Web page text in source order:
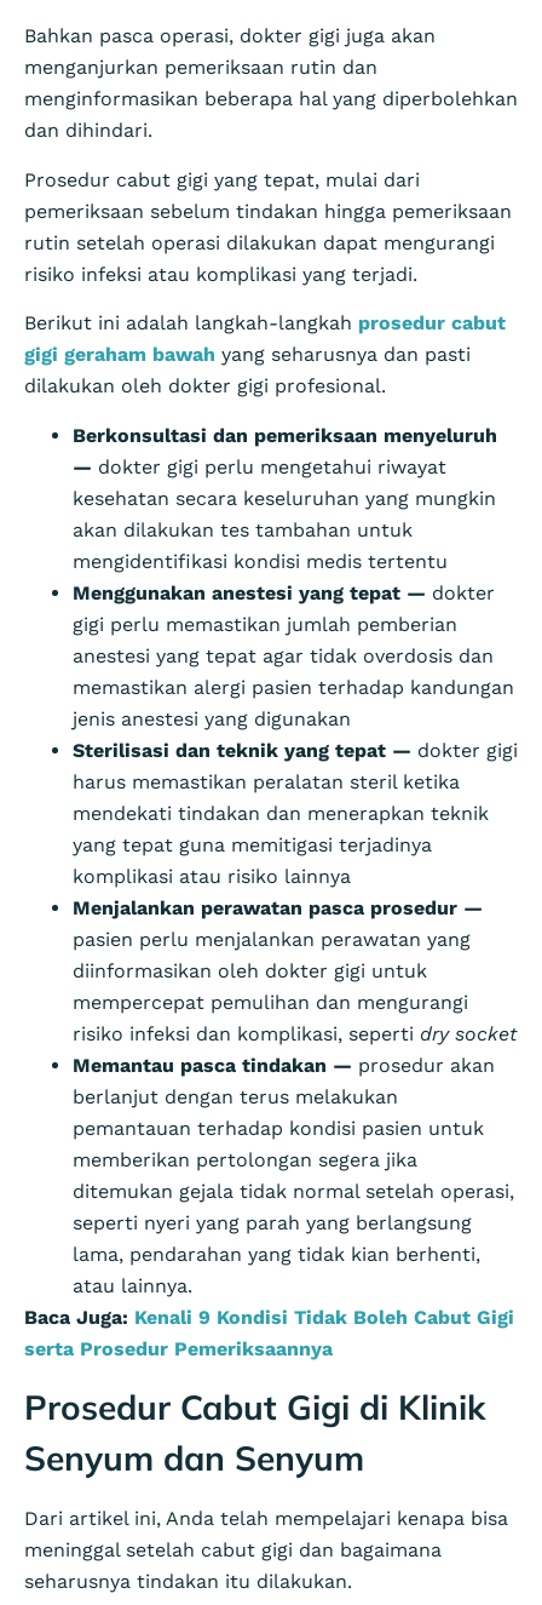
Bahkan pasca operasi, dokter gigi juga akan
menganjurkan pemeriksaan rutin dan
menginformasikan beberapa hal yang diperbolehkan
dan dihindari.
Prosedur cabut gigi yang tepat, mulai dari
pemeriksaan sebelum tindakan hingga pemeriksaan
rutin setelah operasi dilakukan dapat mengurangi
risiko infeksi atau komplikasi yang terjadi.
Berikut ini adalah langkah-langkah prosedur cabut
gigi geraham bawah yang seharusnya dan pasti
dilakukan oleh dokter gigi profesional.
Berkonsultasi dan pemeriksaan menyeluruh
— dokter gigi perlu mengetahui riwayat
kesehatan secara keseluruhan yang mungkin
akan dilakukan tes tambahan untuk
mengidentifikasi kondisi medis tertentu
Menggunakan anestesi yang tepat — dokter
gigi perlu memastikan jumlah pemberian
anestesi yang tepat agar tidak overdosis dan
memastikan alergi pasien terhadap kandungan
jenis anestesi yang digunakan
Sterilisasi dan teknik yang tepat — dokter gigi
harus memastikan peralatan steril ketika
mendekati tindakan dan menerapkan teknik
yang tepat guna memitigasi terjadinya
komplikasi atau risiko lainnya
Menjalankan perawatan pasca prosedur —
pasien perlu menjalankan perawatan yang
diinformasikan oleh dokter gigi untuk
mempercepat pemulihan dan mengurangi
risiko infeksi dan komplikasi, seperti dry socket
Memantau pasca tindakan — prosedur akan
berlanjut dengan terus melakukan
pemantauan terhadap kondisi pasien untuk
memberikan pertolongan segera jika
ditemukan gejala tidak normal setelah operasi,
seperti nyeri yang parah yang berlangsung
lama, pendarahan yang tidak kian berhenti,
atau lainnya.
Baca Juga: Kenali 9 Kondisi Tidak Boleh Cabut Gigi
serta Prosedur Pemeriksaannya
Prosedur Cabut Gigi di Klinik
Senyum dan Senyum
Dari artikel ini, Anda telah mempelajari kenapa bisa
meninggal setelah cabut gigi dan bagaimana
seharusnya tindakan itu dilakukan.